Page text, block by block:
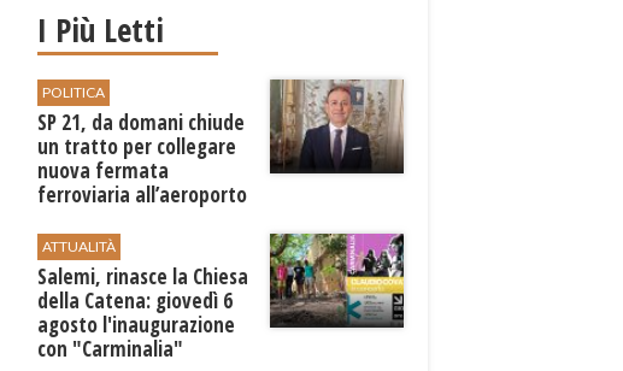
I Più Letti
POLITICA
SP 21, da domani chiude
un tratto per collegare
nuova fermata
ferroviaria all’aeroporto
ATTUALITÀ
Salemi, rinasce la Chiesa
della Catena: giovedì 6
agosto l'inaugurazione
con "Carminalia"